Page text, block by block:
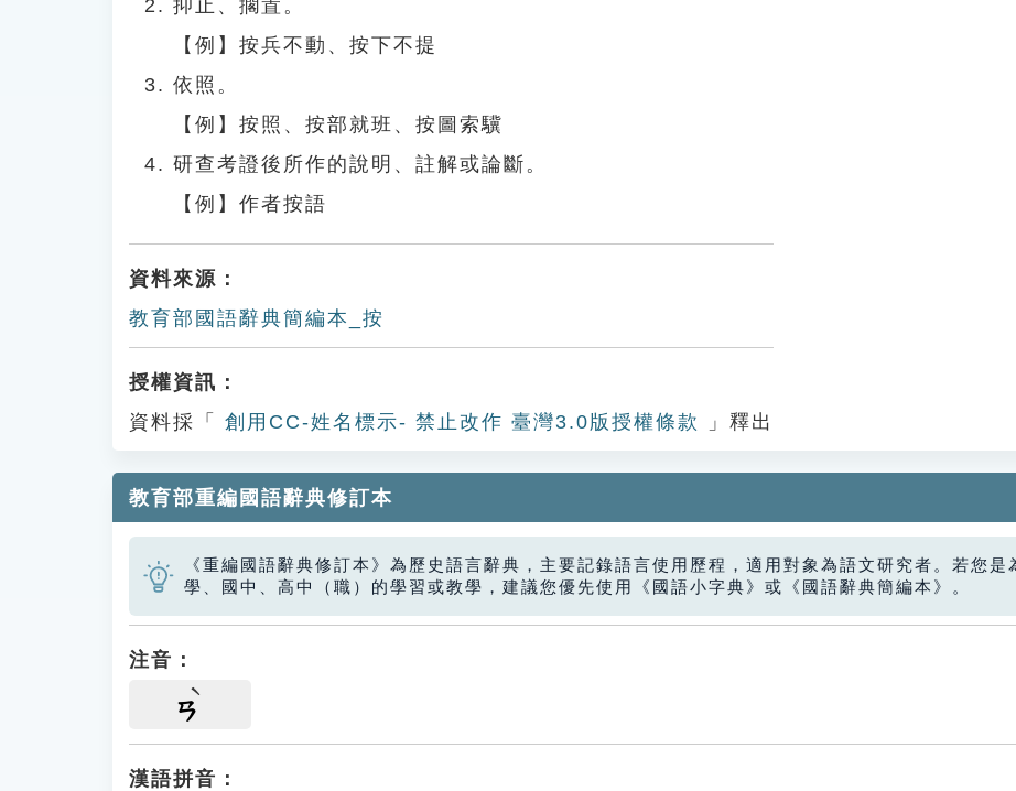
抑止、擱置。
【例】按兵不動、按下不提
依照。
【例】按照、按部就班、按圖索驥
研查考證後所作的說明、註解或論斷。
【例】作者按語
資料來源：
教育部國語辭典簡編本_按
授權資訊：
資料採「
創用CC-姓名標示- 禁止改作 臺灣3.0版授權條款 」釋出
教育部重編國語辭典修訂本
《重編國語辭典修訂本》為歷史語言辭典，主要記錄語言使用歷程，適用對象為語文研究者。若您是
學、國中、高中（職）的學習或教學，建議您優先使用《國語小字典》或《國語辭典簡編本》。
注音：
ㄢ
漢語拼音：